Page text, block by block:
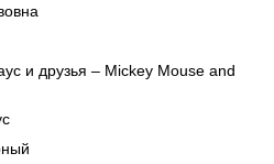
и друзья – Miсkey Mouse and